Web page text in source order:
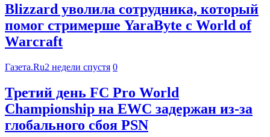
Blizzard уволила сотрудника, который
помог стримерше YaraByte с World of
Warcraft
Газета.Ru2 недели спустя 0
Третий день FC Pro World
Championship на EWC задержан из-за
глобального сбоя PSN